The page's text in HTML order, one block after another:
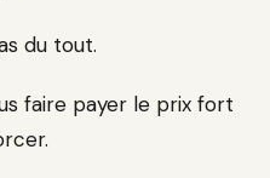
du tout.
faire payer le prix fort